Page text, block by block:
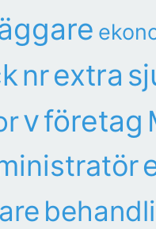
nrextra
vföretag